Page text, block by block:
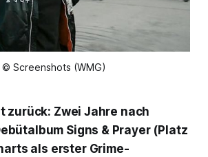
© Screenshots (WMG)
zurück: Zwei Jahre nach
Signs & Prayer (Platz
als erster Grime-